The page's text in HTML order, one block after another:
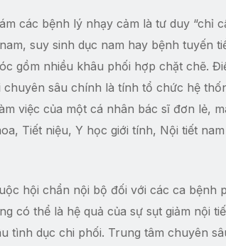
các bệnh lý nhạy cảm là tư duy “chỉ
suy sinh dục nam hay bệnh tuyến
gồm nhiều khâu phối hợp chặt chẽ.
sâu chính là tính tổ chức hệ
việc của một cá nhân bác sĩ đơn lẻ,
Tiết niệu, Y học giới tính, Nội tiết
hội chẩn nội bộ đối với các ca bệnh
có thể là hệ quả của sự sụt giảm nội
tình dục chi phối. Trung tâm chuyên